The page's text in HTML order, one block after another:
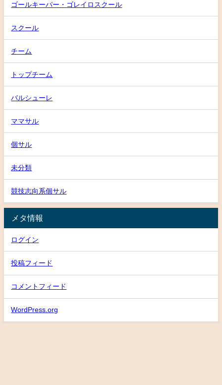
ゴールキーパー・ゴレイロスクール
スクール
チーム
トップチーム
バルシューレ
ママサル
個サル
未分類
競技志向系個サル
メタ情報
ログイン
投稿フィード
コメントフィード
WordPress.org